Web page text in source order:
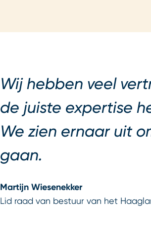
Wij hebben veel
de juiste expertise
We zien ernaar uit
gaan.
Martijn Wiesenekker
Lid raad van bestuur van het